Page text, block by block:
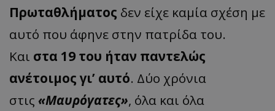
Πρωταθλήματος δεν είχε καμία σχέση με
αυτό που άφηνε στην πατρίδα του.
Και στα 19 του ήταν παντελώς
ανέτοιμος γι’ αυτό. Δύο χρόνια
στις «Μαυρόγατες», όλα και όλα